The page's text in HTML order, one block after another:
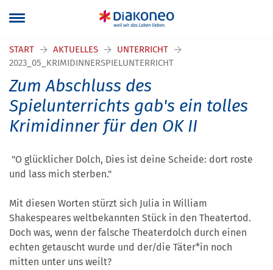
START AKTUELLES
UNTERRICHT
2023_05_KRIMIDINNERSPIELUNTERRICHT
Zum Abschluss des
Spielunterrichts gab's ein tolles
Krimidinner für den OK II
"O glücklicher Dolch, Dies ist deine Scheide: dort roste
und lass mich sterben."
Mit diesen Worten stürzt sich Julia in William
Shakespeares weltbekannten Stück in den Theatertod.
Doch was, wenn der falsche Theaterdolch durch einen
echten getauscht wurde und der/die Täter*in noch
mitten unter uns weilt?